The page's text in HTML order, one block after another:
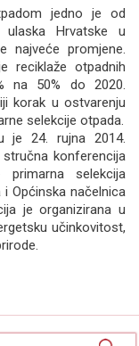
jedno je od
ulaska Hrvatske u
najveće promjene.
reciklaže otpadnih
na 50% do 2020.
korak u ostvarenju
selekcije otpada.
je 24. rujna 2014.
konferencija
primarna selekcija
Općinska načelnica
je organizirana u
učinkovitost,